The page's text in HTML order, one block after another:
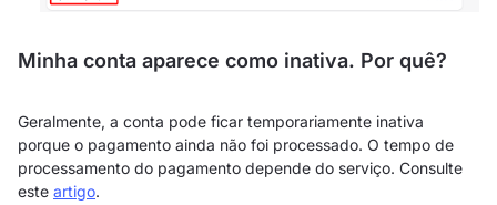
Minha conta aparece como inativa. Por quê?
Geralmente, a conta pode ficar temporariamente inativa
porque o pagamento ainda não foi processado. O tempo de
processamento do pagamento depende do serviço. Consulte
este artigo.